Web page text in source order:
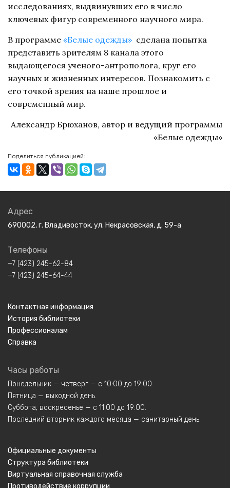
исследованиях, выдвинувших его в число
ключевых фигур современного научного мира.
В программе «Белые одежды» сделана попытка
представить зрителям 8 канала этого
выдающегося ученого-антрополога, круг его
научных и жизненных интересов. Познакомить с
его точкой зрения на наше прошлое и
современный мир.
Александр Брюханов, автор и ведущий программы
«Белые одежды»
Поделиться публикацией:
Адрес
690002, г. Владивосток, ул. Некрасовская, д. 59-а
Телефоны
+7 (423) 245-62-84
+7 (423) 245-64-44
Контактная информация
История библиотеки
Профессионалам
Справка
Часы работы
Понедельник — четверг — с 10:00 до 19:00.
Пятница — выходной день.
Суббота, воскресенье — с 11:00 до 19:00.
Последний вторник каждого месяца — санитарный день.
Официальные документы
Структура библиотеки
Виртуальная справочная служба
Противодействие коррупции